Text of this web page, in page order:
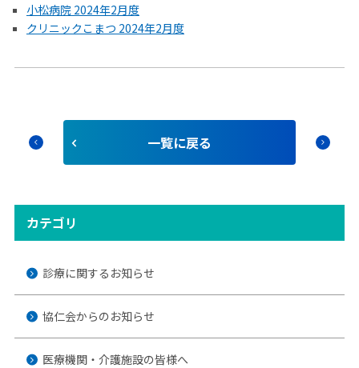
カテゴリ
診療に関するお知らせ
協仁会からのお知らせ
医療機関・介護施設の皆様へ
小松病院 2024年2月度
クリニックこまつ 2024年2月度
chevron_left ⼀覧に戻る chevron_right